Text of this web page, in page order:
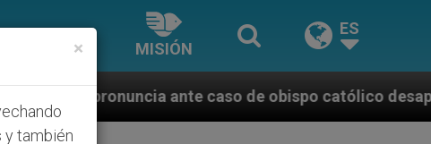
MISIÓN
ES
caso de obispo católico desaparecido por la dictadura
×
y también